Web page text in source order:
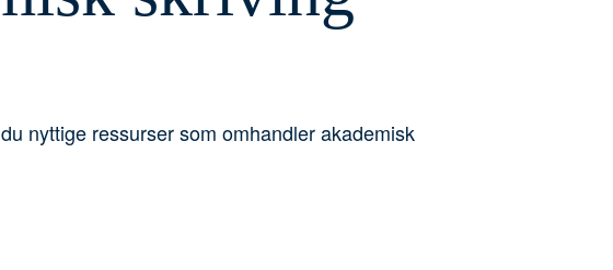
nyttige ressurser som omhandler akademisk